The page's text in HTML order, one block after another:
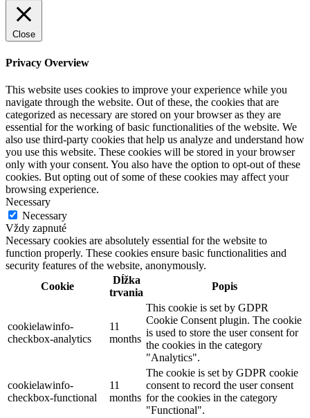
Close
Privacy Overview
This website uses cookies to improve your experience while you
navigate through the website. Out of these, the cookies that are
categorized as necessary are stored on your browser as they are
essential for the working of basic functionalities of the website. We
also use third-party cookies that help us analyze and understand how
you use this website. These cookies will be stored in your browser
only with your consent. You also have the option to opt-out of these
cookies. But opting out of some of these cookies may affect your
browsing experience.
Necessary
Necessary
Vždy zapnuté
Necessary cookies are absolutely essential for the website to
function properly. These cookies ensure basic functionalities and
security features of the website, anonymously.
Cookie
Dĺžka
trvania
Popis
cookielawinfo-
checkbox-analytics
11
months
This cookie is set by GDPR
Cookie Consent plugin. The cookie
is used to store the user consent for
the cookies in the category
"Analytics".
cookielawinfo-
checkbox-functional
11
months
The cookie is set by GDPR cookie
consent to record the user consent
for the cookies in the category
"Functional".